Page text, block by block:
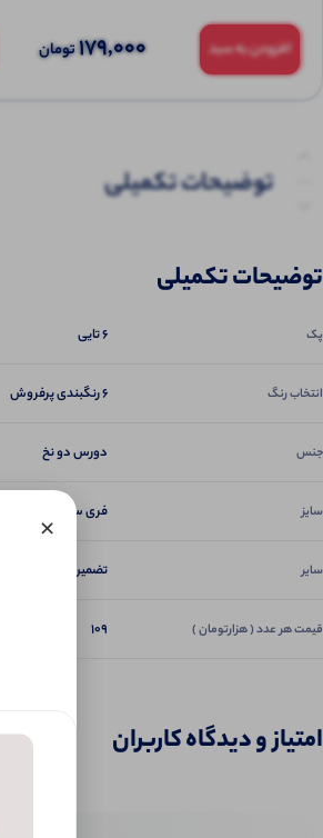
افزودن به سبد 179,000تومان
توضیحات تکمیلی
توضیحات تکمیلی
پک 6 تایی
انتخاب رنگ 6 رنگبندی پرفروش
جنس دورس دو نخ
سایز فری سایز 38 تا 44
سایر تضمین دوخت و کیفیت
قیمت هر عدد ( هزارتومان ) 109
امتیاز و دیدگاه کاربران
×